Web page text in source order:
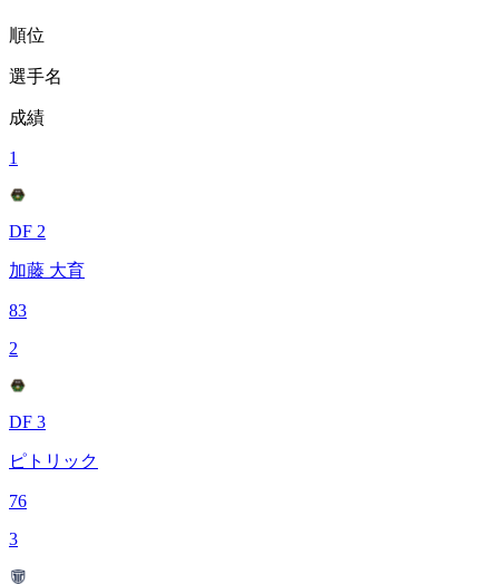
順位
選手名
成績
1
DF 2
加藤 大育
83
2
DF 3
ピトリック
76
3